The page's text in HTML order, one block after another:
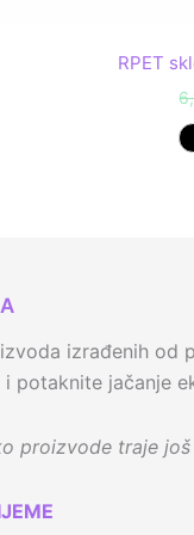
RPET
izrađenih od
potaknite jačanje
proizvode traje još